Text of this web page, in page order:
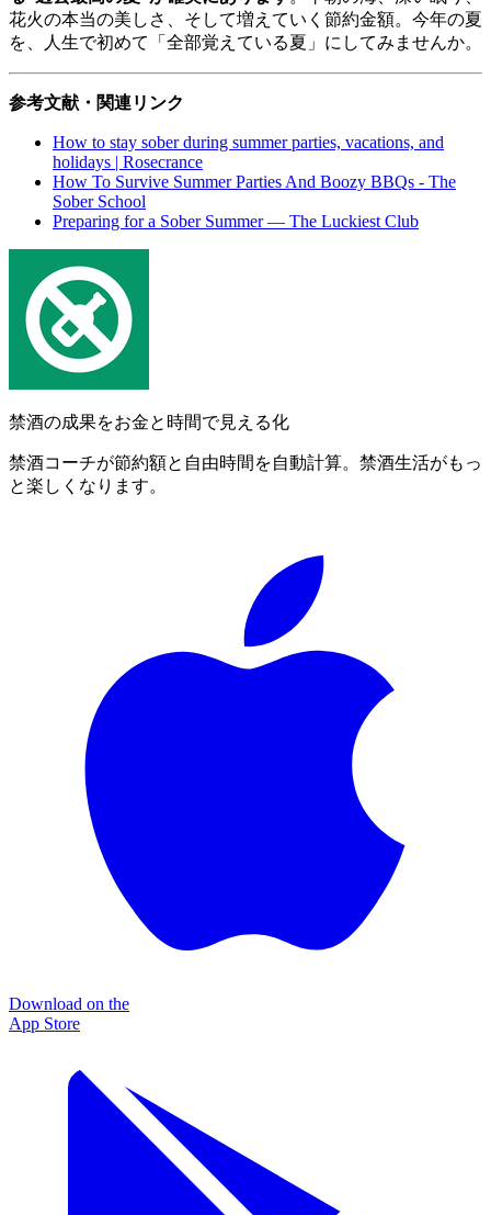
花火の本当の美しさ、そして増えていく節約金額。今年の夏
を、人生で初めて「全部覚えている夏」にしてみませんか。
参考文献・関連リンク
How to stay sober during summer parties, vacations, and
holidays | Rosecrance
How To Survive Summer Parties And Boozy BBQs - The
Sober School
Preparing for a Sober Summer — The Luckiest Club
禁酒の成果をお金と時間で見える化
禁酒コーチが節約額と自由時間を自動計算。禁酒生活がもっ
と楽しくなります。
Download on the
App Store